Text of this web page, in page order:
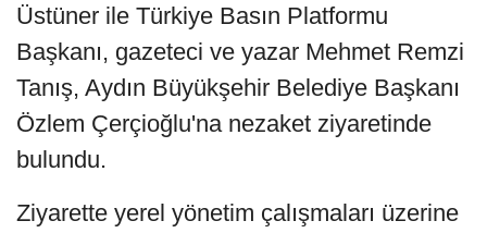
Üstüner ile Türkiye Basın Platformu
Başkanı, gazeteci ve yazar Mehmet Remzi
Tanış, Aydın Büyükşehir Belediye Başkanı
Özlem Çerçioğlu'na nezaket ziyaretinde
bulundu.
Ziyarette yerel yönetim çalışmaları üzerine